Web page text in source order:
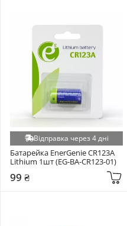
Відправка через 4 дні
Батарейка EnerGenie CR123A
Lithium 1шт (EG-BA-CR123-01)
99 ₴